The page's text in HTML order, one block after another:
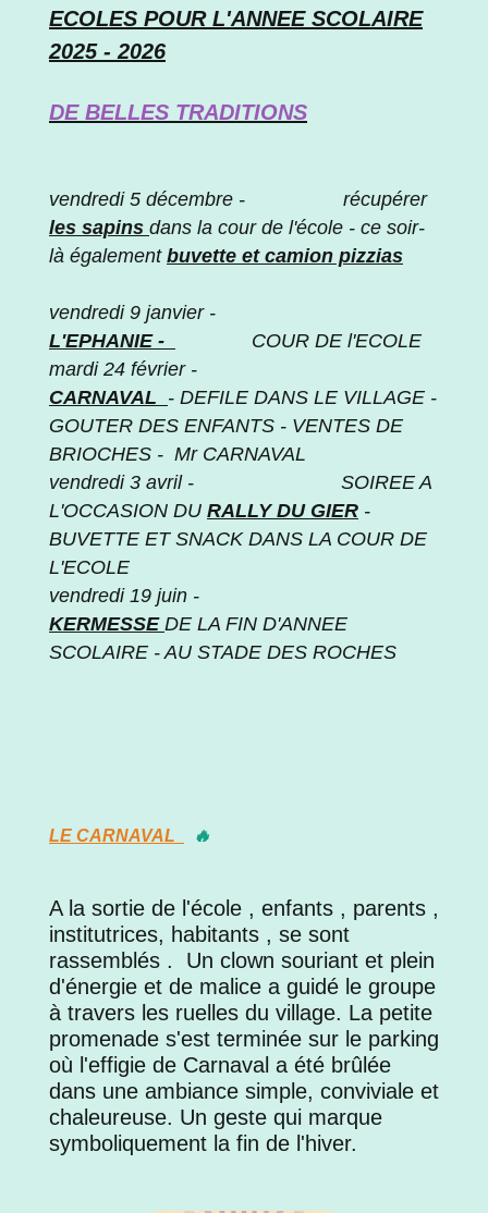
ECOLES POUR L'ANNEE SCOLAIRE
2025 - 2026
DE BELLES TRADITIONS
vendredi 5 décembre - récupérer
les sapins dans la cour de l'école - ce soir-
là également buvette et camion pizzias
vendredi 9 janvier -
L'EPHANIE -
COUR DE l'ECOLE
mardi 24 février -
CARNAVAL - DEFILE DANS LE VILLAGE -
GOUTER DES ENFANTS - VENTES DE
BRIOCHES - Mr CARNAVAL
vendredi 3 avril - SOIREE A
L'OCCASION DU RALLY DU GIER -
BUVETTE ET SNACK DANS LA COUR DE
L'ECOLE
vendredi 19 juin -
KERMESSE DE LA FIN D'ANNEE
SCOLAIRE - AU STADE DES ROCHES
LE CARNAVAL 🔥
A la sortie de l'école , enfants , parents ,
institutrices, habitants , se sont
rassemblés . Un clown souriant et plein
d'énergie et de malice a guidé le groupe
à travers les ruelles du village. La petite
promenade s'est terminée sur le parking
où l'effigie de Carnaval a été brûlée
dans une ambiance simple, conviviale et
chaleureuse. Un geste qui marque
symboliquement la fin de l'hiver.